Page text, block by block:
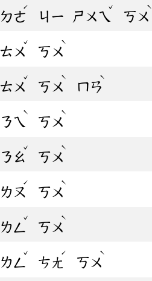
ㄉㄜ
ˊ
ㄐㄧ ㄕㄨㄟ
ˇ
ㄎㄨ
ˋ
ㄊㄨ
ˇ
ㄎㄨ
ˋ
ㄊㄨ
ˇ
ㄎㄨ
ˋ
ㄇㄢ
ˋ
ㄋㄟ
ˋ
ㄎㄨ
ˋ
ㄋㄠ
ˇ
ㄎㄨ
ˋ
ㄌㄡ
ˊ
ㄎㄨ
ˋ
ㄌㄥ
ˇ
ㄎㄨ
ˋ
ㄌㄥ
ˇ
ㄘㄤ
ˊ
ㄎㄨ
ˋ